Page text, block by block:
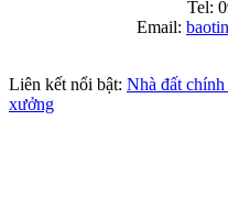
Tel:
Email:
Liên kết nổi bật: Nhà đất chính
xưởng